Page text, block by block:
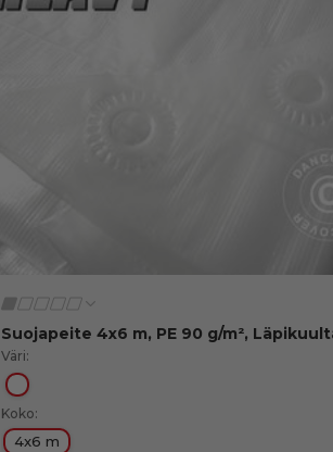
Suojapeite 4x6 m, PE 90 g/m²,
Väri:
Läpikuultava
Koko:
4x6 m